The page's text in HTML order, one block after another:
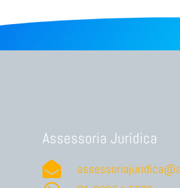
Assessoria Jurídica